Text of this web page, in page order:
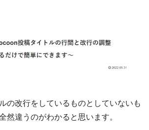
の改行をしているものとしていないも
然違うのがわかると思います。